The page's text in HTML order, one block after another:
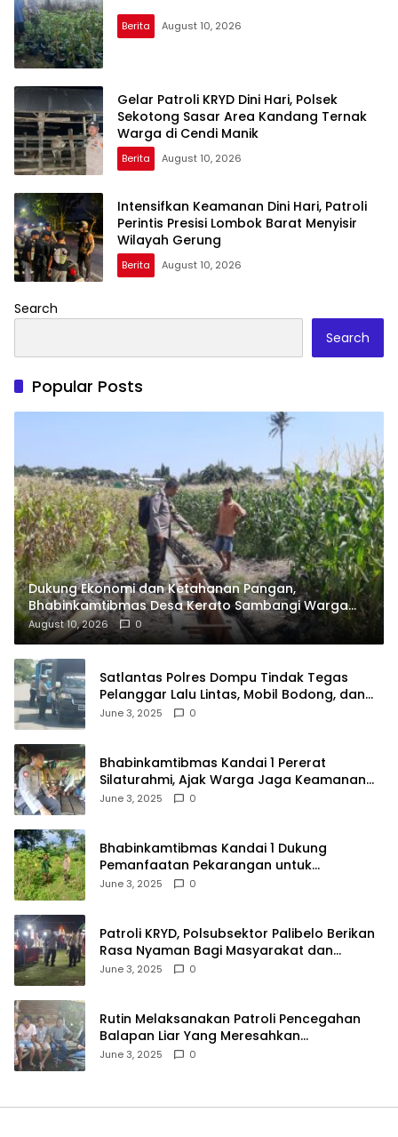
Berita August 10, 2026
Gelar Patroli KRYD Dini Hari, Polsek
Sekotong Sasar Area Kandang Ternak
Warga di Cendi Manik
Berita August 10, 2026
Intensifkan Keamanan Dini Hari, Patroli
Perintis Presisi Lombok Barat Menyisir
Wilayah Gerung
Berita August 10, 2026
Search
Search
Popular Posts
Dukung Ekonomi dan Ketahanan Pangan,
Bhabinkamtibmas Desa Kerato Sambangi Warga
Cek Kualitas Hasil Pertanian
August 10, 2026 0
Satlantas Polres Dompu Tindak Tegas
Pelanggar Lalu Lintas, Mobil Bodong, dan
Kendaraan Tak Bayar Pajak
June 3, 2025 0
Bhabinkamtibmas Kandai 1 Pererat
Silaturahmi, Ajak Warga Jaga Keamanan
Lingkungan
June 3, 2025 0
Bhabinkamtibmas Kandai 1 Dukung
Pemanfaatan Pekarangan untuk
Ketahanan Pangan Menuju Indonesia Emas
June 3, 2025 0
Patroli KRYD, Polsubsektor Palibelo Berikan
Rasa Nyaman Bagi Masyarakat dan
Antisipasi Aksi Menjurus Premanisme
June 3, 2025 0
Rutin Melaksanakan Patroli Pencegahan
Balapan Liar Yang Meresahkan
Masyarakat, Polsek Soromandi
June 3, 2025 0